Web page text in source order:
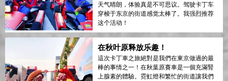
天气晴朗，体验真是不可思议。驾驶卡丁车
穿梭于东京的街道感觉太棒了。我强烈推荐
这个活动！
在秋叶原释放乐趣！
這次卡丁車之旅絕對是我們在東京做過的最
棒的事情之一！在秋葉原賽車是一個充滿腎
上腺素的體驗。霓虹燈和繁忙的街道讓我們